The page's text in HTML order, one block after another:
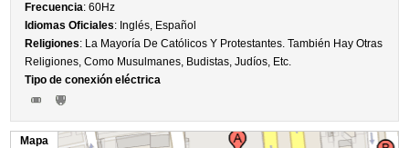
Frecuencia: 60Hz
Idiomas Oficiales: Inglés, Español
Religiones: La Mayoría De Católicos Y Protestantes. También Hay Otras
Religiones, Como Musulmanes, Budistas, Judíos, Etc.
Tipo de conexión eléctrica
Mapa